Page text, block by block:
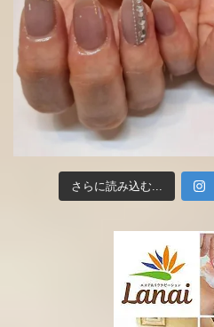
さらに読み込む...